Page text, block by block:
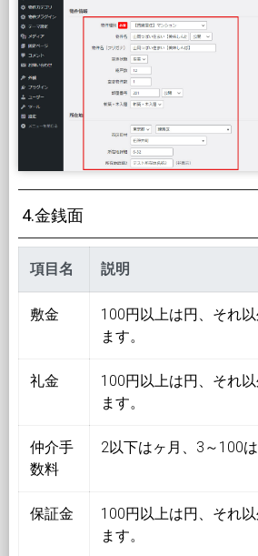
4.金銭面
項目名 説明
敷金
100円以上は円、それ
ます。
礼金
100円以上は円、それ
ます。
仲介手
数料
2以下はヶ月、3～100は
保証金
100円以上は円、それ
ます。